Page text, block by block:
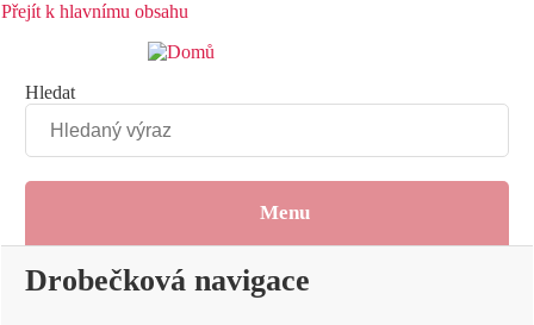
Přejít k hlavnímu obsahu
Hledat
Menu
Drobečková navigace